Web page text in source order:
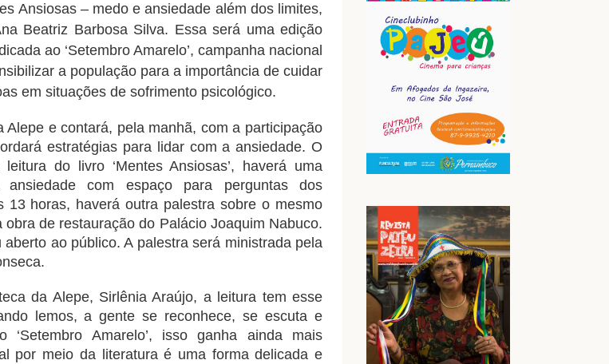
Ansiosas – medo e ansiedade além dos limites,
Beatriz Barbosa Silva. Essa será uma edição
ao ‘Setembro Amarelo’, campanha nacional
a população para a importância de cuidar
em situações de sofrimento psicológico.
e contará, pela manhã, com a participação
estratégias para lidar com a ansiedade. O
do livro ‘Mentes Ansiosas’, haverá uma
com espaço para perguntas dos
13 horas, haverá outra palestra sobre o mesmo
de restauração do Palácio Joaquim Nabuco.
ao público. A palestra será ministrada pela
da Alepe, Sirlênia Araújo, a leitura tem esse
lemos, a gente se reconhece, se escuta e
Amarelo’, isso ganha ainda mais
por meio da literatura é uma forma delicada e